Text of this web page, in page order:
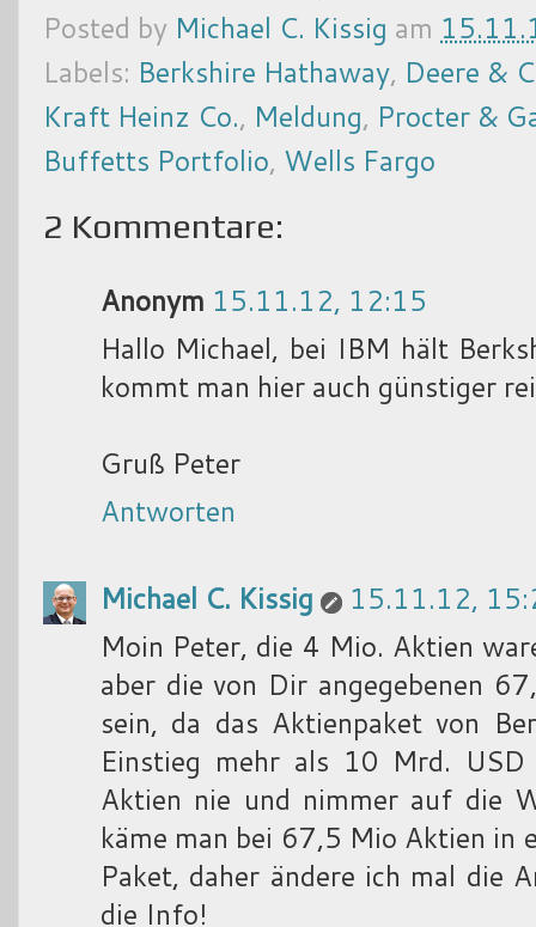
Posted by Michael C. Kissig am
Labels: Berkshire Hathaway, Deere &
Kraft Heinz Co., Meldung, Procter &
Buffetts Portfolio, Wells Fargo
2 Kommentare:
Anonym 15.11.12, 12:15
Hallo Michael, bei IBM hält
kommt man hier auch günstiger
Gruß Peter
Antworten
Michael C. Kissig
15.11.12,
Moin Peter, die 4 Mio. Aktien
aber die von Dir angegebenen
sein, da das Aktienpaket von
Einstieg mehr als 10 Mrd.
Aktien nie und nimmer auf die
käme man bei 67,5 Mio Aktien in
Paket, daher ändere ich mal die
die Info!